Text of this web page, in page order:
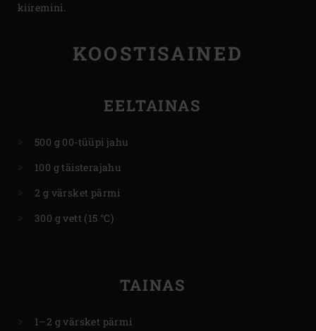
kiiremini.
KOOSTISAINED
EELTAINAS
500 g 00-tüüpi jahu
100 g täisterajahu
2 g värsket pärmi
300 g vett (15 °C)
TAINAS
1–2 g värsket pärmi